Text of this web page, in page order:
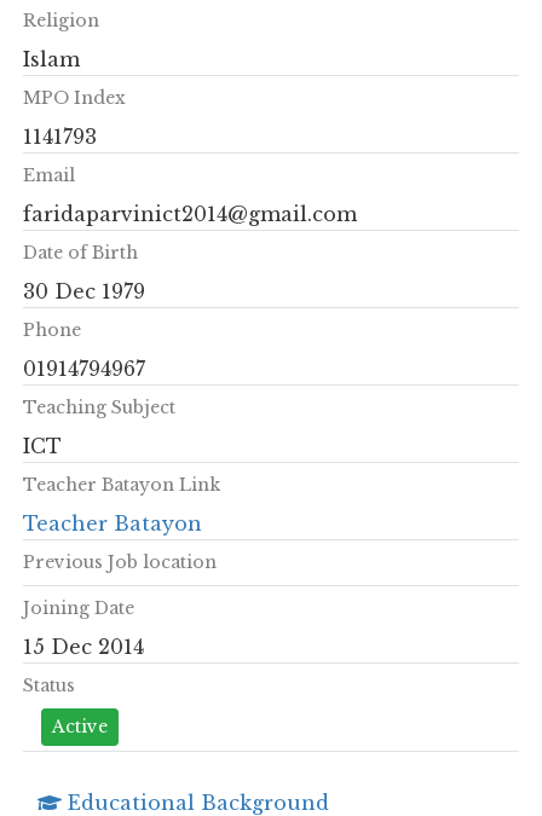
Religion
Islam
MPO Index
1141793
Email
faridaparvinict2014@gmail.com
Date of Birth
30 Dec 1979
Phone
01914794967
Teaching Subject
ICT
Teacher Batayon Link
Teacher Batayon
Previous Job location
Joining Date
15 Dec 2014
Status
Active
Educational Background